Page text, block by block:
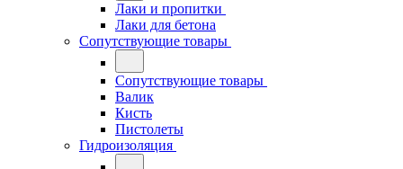
Лаки и пропитки
Лаки для бетона
Сопутствующие товары
Сопутствующие товары
Валик
Кисть
Пистолеты
Гидроизоляция